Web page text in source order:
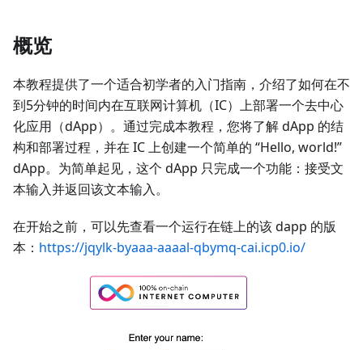
概览
本教程提供了一个适合初学者的入门指南，介绍了如何在不
到5分钟的时间内在互联网计算机（IC）上部署一个去中心
化应用（dApp）。通过完成本教程，您将了解 dApp 的结
构和部署过程，并在 IC 上创建一个简单的 “Hello, world!”
dApp。为简单起见，这个 dApp 只完成一个功能：接受文
本输入并返回该文本输入。
在开始之前，可以先查看一个运行在链上的该 dapp 的版
本： https://jqylk-byaaa-aaaal-qbymq-cai.icp0.io/